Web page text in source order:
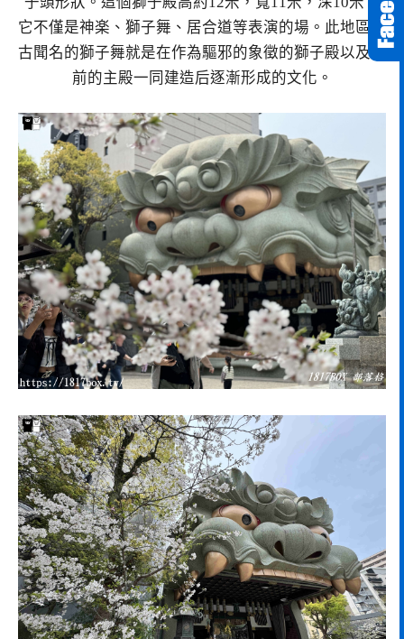
它不僅是神楽、獅子舞、居合道等表演的場。此地區自
古聞名的獅子舞就是在作為驅邪的象徵的獅子殿以及當
前的主殿一同建造后逐漸形成的文化。